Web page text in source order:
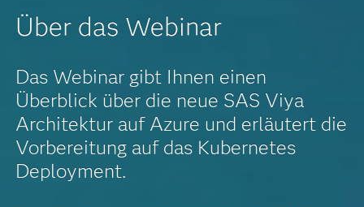
Über das Webinar
Das Webinar gibt Ihnen einen
Überblick über die neue SAS Viya
Architektur auf Azure und erläutert die
Vorbereitung auf das Kubernetes
Deployment.